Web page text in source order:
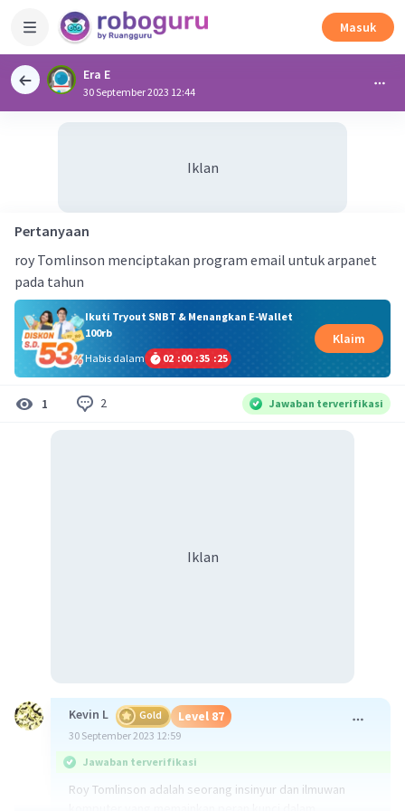
Masuk
Era E
30 September 2023 12:44
Iklan
Pertanyaan
roy Tomlinson menciptakan program email untuk arpanet
pada tahun
Ikuti Tryout SNBT & Menangkan E-Wallet
100rb
Habis dalam
02 :00 :35 :24
Klaim
1 2 Jawaban terverifikasi
Iklan
Kevin L Gold Level 87
30 September 2023 12:59
Jawaban terverifikasi
Roy Tomlinson adalah seorang insinyur dan ilmuwan